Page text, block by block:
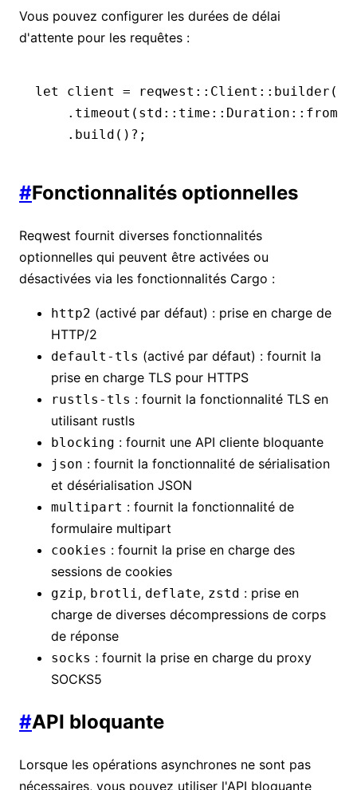
Vous pouvez configurer les durées de délai
d'attente pour les requêtes :
let client = reqwest :: Client :: builder ()
    .
timeout (std :: time :: Duration ::
    .
build () ? ;
#Fonctionnalités optionnelles
Reqwest fournit diverses fonctionnalités
optionnelles qui peuvent être activées ou
désactivées via les fonctionnalités Cargo :
http2 (activé par défaut) : prise en charge de
HTTP/2
default-tls (activé par défaut) : fournit la
prise en charge TLS pour HTTPS
rustls-tls : fournit la fonctionnalité TLS en
utilisant rustls
blocking : fournit une API cliente bloquante
json : fournit la fonctionnalité de sérialisation
et désérialisation JSON
multipart : fournit la fonctionnalité de
formulaire multipart
cookies : fournit la prise en charge des
sessions de cookies
gzip, brotli , deflate, zstd : prise en
charge de diverses décompressions de corps
de réponse
socks : fournit la prise en charge du proxy
SOCKS5
#API bloquante
Lorsque les opérations asynchrones ne sont pas
nécessaires, vous pouvez utiliser l'API bloquante